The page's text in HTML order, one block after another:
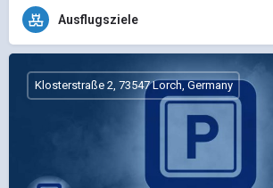
Ausflugsziele
Klosterstraße 2, 73547 Lorch, Germany